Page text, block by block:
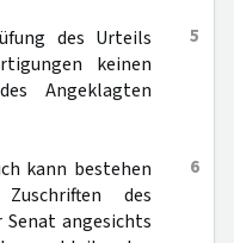
5
des Urteils
keinen
Angeklagten
6
kann bestehen
des
angesichts